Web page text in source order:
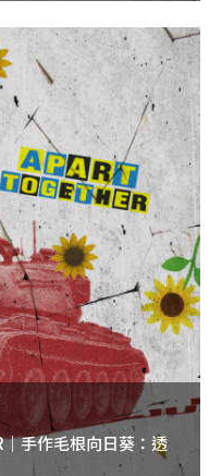
｜手作毛根向日葵：透